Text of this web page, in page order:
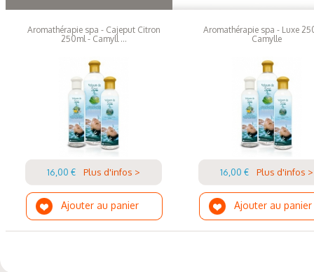
Aromathérapie spa - Cajeput Citron
250ml - Camyll ...
16,00 € Plus d'infos >
Ajouter au panier
Aromathérapie spa - Luxe
Camylle
16,00 € Plus d'infos >
Ajouter au panier